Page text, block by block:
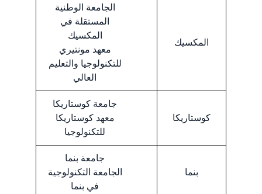
المكسيك
الجامعة الوطنية
المستقلة في
المكسيك
معهد مونتيري
للتكنولوجيا والتعليم
العالي
كوستاريكا
جامعة كوستاريكا
معهد كوستاريكا
للتكنولوجيا
بنما
جامعة بنما
الجامعة التكنولوجية
في بنما